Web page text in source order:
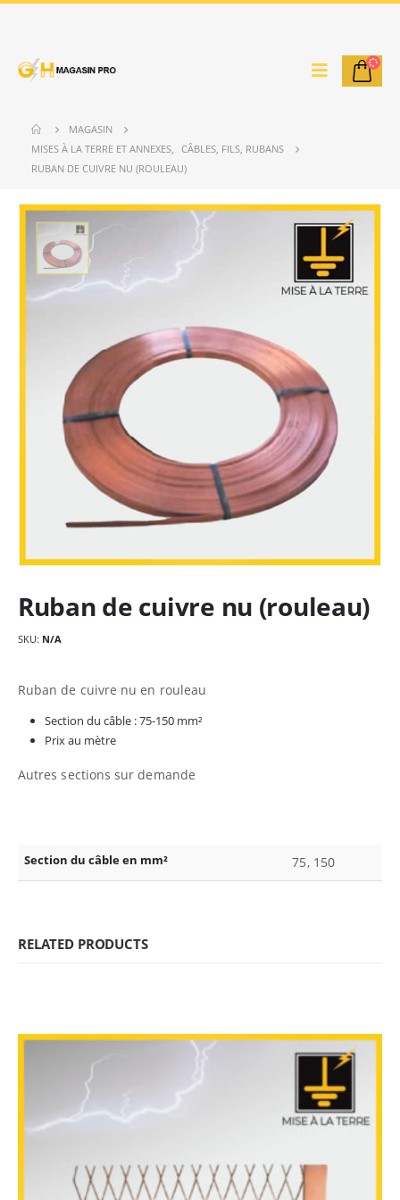
MAGASIN
MISES À LA TERRE ET ANNEXES, CÂBLES, FILS, RUBANS
RUBAN DE CUIVRE NU (ROULEAU)
Ruban de cuivre nu (rouleau)
SKU: N/A
Ruban de cuivre nu en rouleau
Section du câble : 75-150 mm²
Prix au mètre
Autres sections sur demande
Section du câble en mm² 75, 150
RELATED PRODUCTS